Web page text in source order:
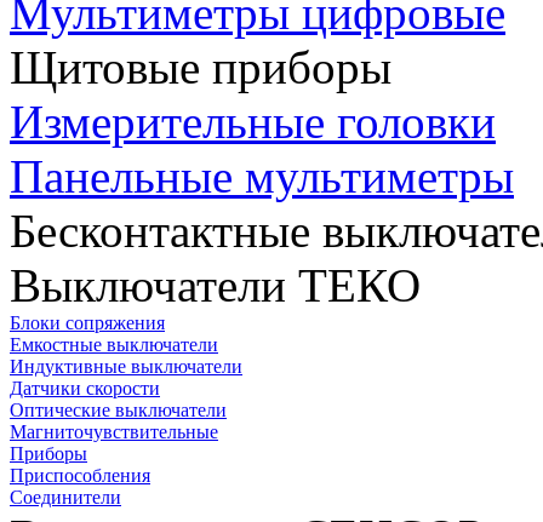
Мультиметры цифровые
Щитовые приборы
Измерительные головки
Панельные мультиметры
Бесконтактные
Выключатели ТЕКО
Блоки сопряжения
Емкостные выключатели
Индуктивные выключатели
Датчики скорости
Оптические выключатели
Магниточувствительные
Приборы
Приспособления
Соединители